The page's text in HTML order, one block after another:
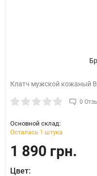
Клатч мужской кожаный
0
Основной склад:
Осталась 1 штука
1 890 грн.
Цвет: